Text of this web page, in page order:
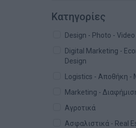
Κατηγορίες
Design - Photo -
Digital Marketing -
Design
Logistics - Αποθήκη
Marketing -
Αγροτικά
Ασφαλιστικά - Real